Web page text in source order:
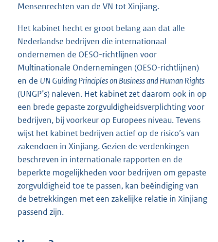
Mensenrechten van de VN tot Xinjiang.
Het kabinet hecht er groot belang aan dat alle
Nederlandse bedrijven die internationaal
ondernemen de OESO-richtlijnen voor
Multinationale Ondernemingen (OESO-richtlijnen)
en de UN Guiding Principles on Business and Human Rights
(UNGP’s) naleven. Het kabinet zet daarom ook in op
een brede gepaste zorgvuldigheidsverplichting voor
bedrijven, bij voorkeur op Europees niveau. Tevens
wijst het kabinet bedrijven actief op de risico’s van
zakendoen in Xinjiang. Gezien de verdenkingen
beschreven in internationale rapporten en de
beperkte mogelijkheden voor bedrijven om gepaste
zorgvuldigheid toe te passen, kan beëindiging van
de betrekkingen met een zakelijke relatie in Xinjiang
passend zijn.